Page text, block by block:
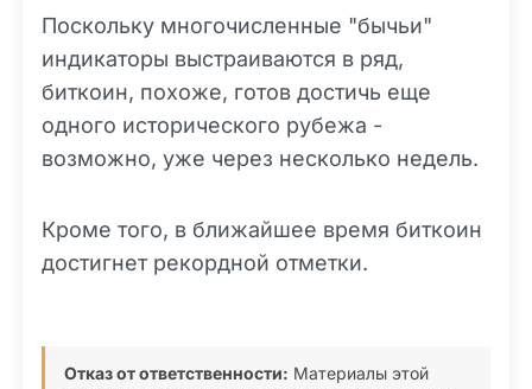
Поскольку многочисленные "бычьи"
индикаторы выстраиваются в ряд,
биткоин, похоже, готов достичь еще
одного исторического рубежа -
возможно, уже через несколько недель.
Кроме того, в ближайшее время биткоин
достигнет рекордной отметки.
Отказ от ответственности: Материалы этой